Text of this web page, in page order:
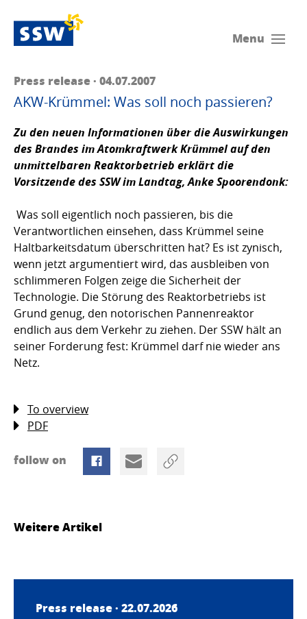
Menu
Press release · 04.07.2007
AKW-Krümmel: Was soll noch passieren?
Zu den neuen Informationen über die Auswirkungen
des Brandes im Atomkraftwerk Krümmel auf den
unmittelbaren Reaktorbetrieb erklärt die
Vorsitzende des SSW im Landtag,Anke Spoorendonk:
Was soll eigentlich noch passieren, bis die
Verantwortlichen einsehen, dass Krümmel seine
Haltbarkeitsdatum überschritten hat? Es ist zynisch,
wenn jetzt argumentiert wird, das ausbleiben von
schlimmeren Folgen zeige die Sicherheit der
Technologie. Die Störung des Reaktorbetriebs ist
Grund genug, den notorischen Pannenreaktor
endlich aus dem Verkehr zu ziehen. Der SSW hält an
seiner Forderung fest: Krümmel darf nie wieder ans
Netz.
To overview
PDF
follow on
Weitere Artikel
Press release · 22.07.2026